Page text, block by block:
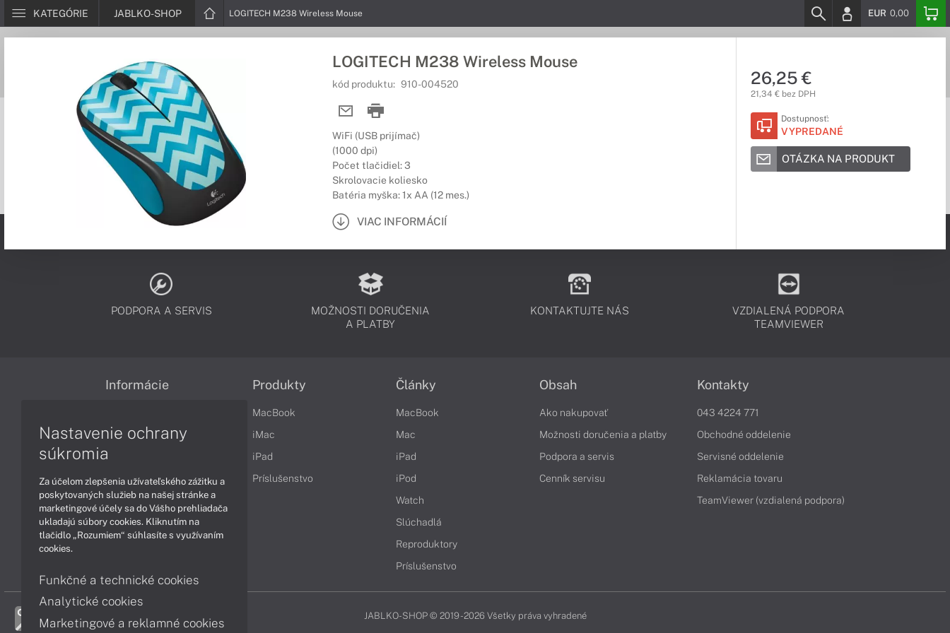
KATEGÓRIE JABLKO-SHOP LOGITECH M238 Wireless Mouse EUR 0,00
LOGITECH M238 Wireless Mouse
kód produktu: 910-004520
WiFi (USB prijímač)
(1000 dpi)
Počet tlačidiel: 3
Skrolovacie koliesko
Batéria myška: 1x AA (12 mes.)
VIAC INFORMÁCIÍ
26,25 €
21,34 € bez DPH
Dostupnosť:
VYPREDANÉ
OTÁZKA NA PRODUKT
PODPORA A SERVIS
MOŽNOSTI DORUČENIA
A PLATBY
KONTAKTUJTE NÁS
VZDIALENÁ PODPORA
TEAMVIEWER
Informácie
Reklamačné podmienky
Ochrana osobných údajov
Vrátenie tovaru
Vyhlásenie o prístupnosti
Cookies
Produkty
MacBook
iMac
iPad
Príslušenstvo
Články
MacBook
Mac
iPad
iPod
Watch
Slúchadlá
Reproduktory
Príslušenstvo
Obsah
Ako nakupovať
Možnosti doručenia a platby
Podpora a servis
Cenník servisu
Kontakty
043 4224 771
Obchodné oddelenie
Servisné oddelenie
Reklamácia tovaru
TeamViewer (vzdialená podpora)
JABLKO-SHOP © 2019 - 2026 Všetky práva vyhradené
Nastavenie ochrany
súkromia
Za účelom zlepšenia užívateľského zážitku a
poskytovaných služieb na našej stránke a
marketingové účely sa do Vášho prehliadača
ukladajú súbory cookies. Kliknutím na
tlačidlo „Rozumiem“ súhlasíte s využívaním
cookies.
Funkčné a technické cookies
Analytické cookies
Marketingové a reklamné cookies